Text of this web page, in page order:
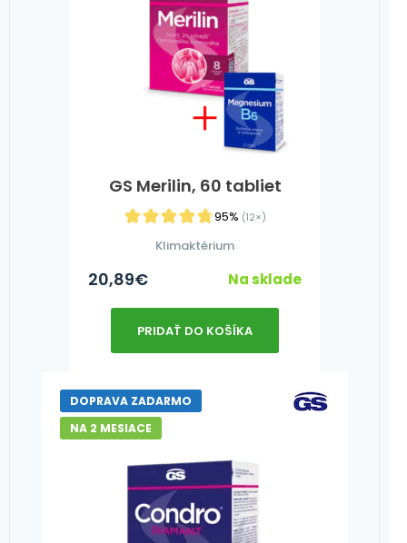
GS Merilin, 60 tabliet
95% (12×)
Klimaktérium
20,89€ Na sklade
PRIDAŤ DO KOŠÍKA
DOPRAVA ZADARMO
NA 2 MESIACE